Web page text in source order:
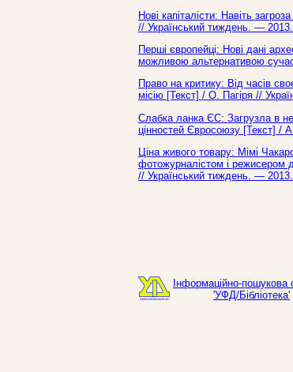
Нові капіталісти: Навіть
// Український тиждень. —
Перші європейці: Нові дані
можливою альтернативою
Право на критику: Від часів
місію [Текст] / О. Пагіря //
Слабка ланка ЄС: Загрузла в
цінностей Євросоюзу [Текст]
Ціна живого товару: Мімі
фотожурналістом і режисером
// Український тиждень. —
Інформаційно-пошукова
'УФД/Бібліотека'